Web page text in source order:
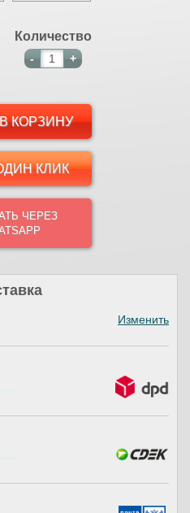
Количество
- +
КЛИК
ЧЕРЕЗ
Изменить